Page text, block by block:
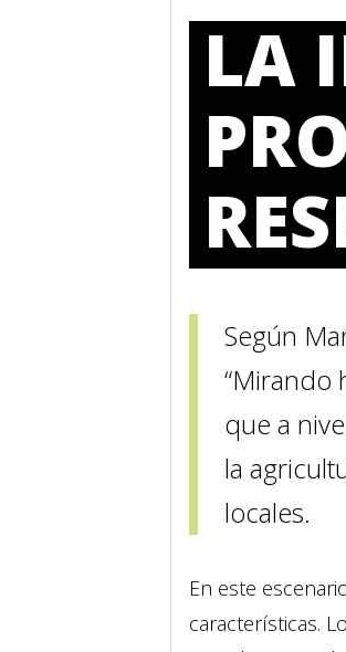
LA
Según
“Mirando
que a
la
locales.
En este
características.